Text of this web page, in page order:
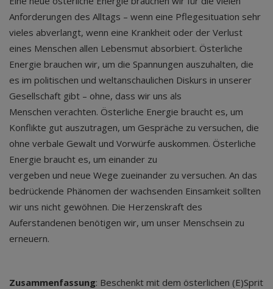
Anforderungen des Alltags – wenn eine Pflegesituation sehr
vieles abverlangt, wenn eine Krankheit oder der Verlust
eines Menschen allen Lebensmut absorbiert. Österliche
Energie brauchen wir, um die Spannungen auszuhalten, die
es im politischen und weltanschaulichen Diskurs in unserer
Gesellschaft gibt – ohne, dass wir uns als
Menschen verachten. Österliche Energie braucht es, um
Konflikte gut auszutragen, um Gespräche zu versuchen, die
ohne verbale Gewalt und Vorwürfe auskommen. Österliche
Energie braucht es, um einander zu
vergeben und neue Wege zueinander zu versuchen. An das
bedrückende Phänomen der wachsenden Einsamkeit sollten
wir uns nicht gewöhnen. Die Herzenskraft des
Auferstandenen benötigen wir, um unser Menschsein zu
erneuern.
Zusammenfassung: Beschenkt mit dem österlichen (E)Sprit